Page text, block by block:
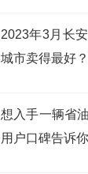
2023年3月长
城市卖得最好
想入手一辆省
用户口碑告诉